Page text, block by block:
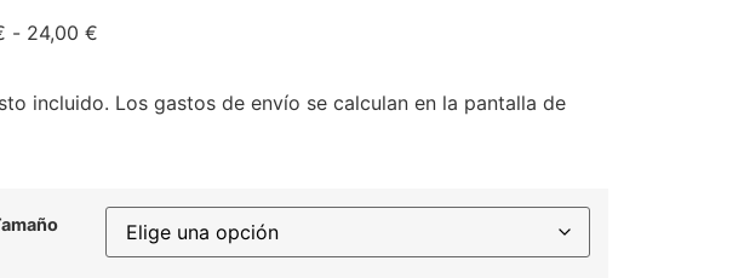
- 24,00 €
incluido. Los gastos de envío se calculan en la pantalla de